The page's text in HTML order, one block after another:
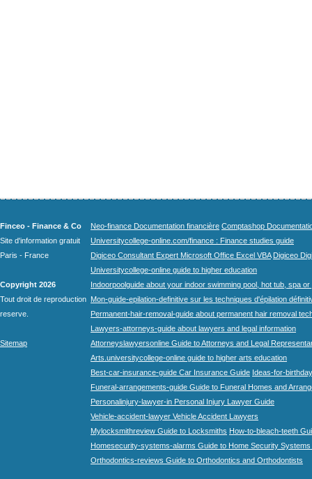
Finceo - Finance & Co
Site d'information gratuit
Paris - France
Copyright 2026
Tout droit de reproduction
reserve.
Sitemap
Neo-finance Documentation financière Comptashop
Universitycollege-online.com/finance : Finance studies guide
Digiceo Consultant Expert Microsoft Office Excel VBA Digiceo
Universitycollege-online guide to higher education
Indoorpoolguide about your indoor swimming pool, hot tub, spa
Mon-guide-epilation-definitive sur les techniques d'épilation
Permanent-hair-removal-guide about permanent hair removal
Lawyers-attorneys-guide about lawyers and legal information
Attorneyslawyersonline Guide to Attorneys and Legal
Arts.universitycollege-online guide to higher arts education
Best-car-insurance-guide Car Insurance Guide Ideas-for-
Funeral-arrangements-guide Guide to Funeral Homes and
Personalinjury-lawyer-in Personal Injury Lawyer Guide
Vehicle-accident-lawyer Vehicle Accident Lawyers
Mylocksmithreview Guide to Locksmiths How-to-bleach-teeth
Homesecurity-systems-alarms Guide to Home Security Systems
Orthodontics-reviews Guide to Orthodontics and Orthodontists